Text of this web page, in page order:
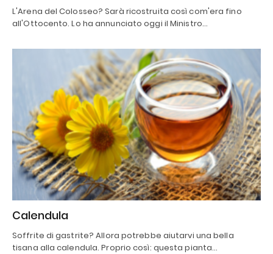
L'Arena del Colosseo? Sarà ricostruita così com'era fino
all'Ottocento. Lo ha annunciato oggi il Ministro…
Calendula
Soffrite di gastrite? Allora potrebbe aiutarvi una bella
tisana alla calendula. Proprio così: questa pianta…